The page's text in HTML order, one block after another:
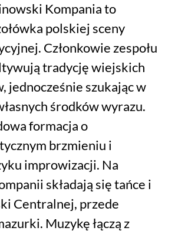
Kompania to
polskiej sceny
Członkowie zespołu
tradycję wiejskich
jednocześnie szukając w
środków wyrazu.
formacja o
brzmieniu i
improwizacji. Na
składają się tańce i
Centralnej, przede
Muzykę łączą z